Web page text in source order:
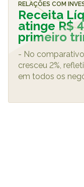
RELAÇÕES COM
Receita
atinge R$
primeiro
- No
cresceu 2%,
em todos os